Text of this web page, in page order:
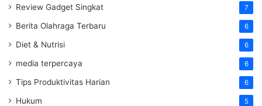
Review Gadget Singkat 7
Berita Olahraga Terbaru 6
Diet & Nutrisi 6
media terpercaya 6
Tips Produktivitas Harian 6
Hukum 5